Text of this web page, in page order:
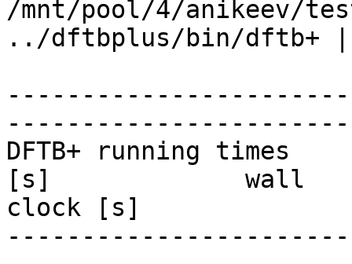
/mnt/pool/4/anikeev/
../dftbplus/bin/dftb+
DFTB+ running
[s]             wall
clock [s]